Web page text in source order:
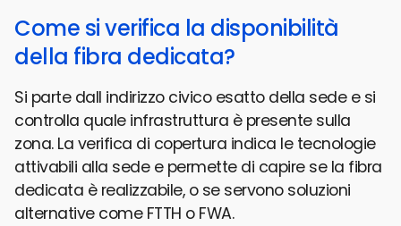
Come si verifica la disponibilità
della fibra dedicata?
Si parte dall indirizzo civico esatto della sede e si
controlla quale infrastruttura è presente sulla
zona. La verifica di copertura indica le tecnologie
attivabili alla sede e permette di capire se la fibra
dedicata è realizzabile, o se servono soluzioni
alternative come FTTH o FWA.